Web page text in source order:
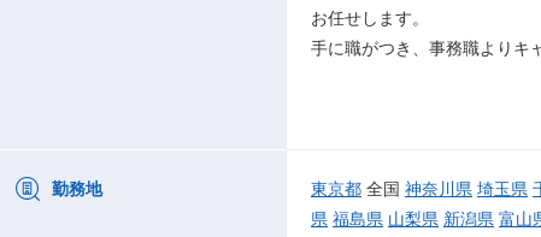
お任せします。
手に職がつき、事務職よりキ
勤務地 東京都 全国 神奈川県 埼玉県
県 福島県 山梨県 新潟県 富山